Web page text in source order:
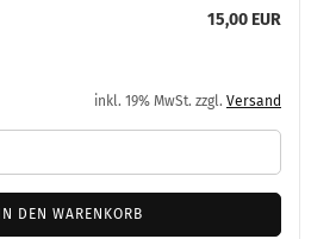
15,00 EUR
inkl. 19% MwSt. zzgl. Versand
IN DEN WARENKORB